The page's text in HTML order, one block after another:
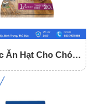
Ăn Hạt Cho Chó